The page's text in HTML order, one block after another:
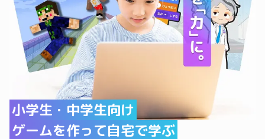
小学生・中学生向け
ゲームを作って自宅で学ぶ